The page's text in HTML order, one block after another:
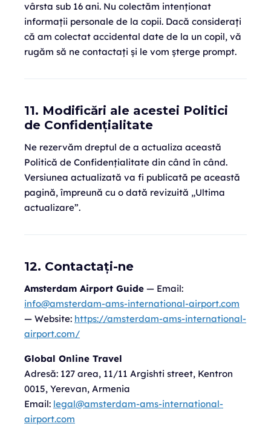
vârsta sub 16 ani. Nu colectăm intenționat
informații personale de la copii. Dacă considerați
că am colectat accidental date de la un copil, vă
rugăm să ne contactați și le vom șterge prompt.
11. Modificări ale acestei Politici
de Confidențialitate
Ne rezervăm dreptul de a actualiza această
Politică de Confidențialitate din când în când.
Versiunea actualizată va fi publicată pe această
pagină, împreună cu o dată revizuită „Ultima
actualizare”.
12. Contactați-ne
Amsterdam Airport Guide — Email:
info@amsterdam-ams-international-airport.com
— Website: https://amsterdam-ams-international-
airport.com/
Global Online Travel
Adresă: 127 area, 11/11 Argishti street, Kentron
0015, Yerevan, Armenia
Email: legal@amsterdam-ams-international-
airport.com